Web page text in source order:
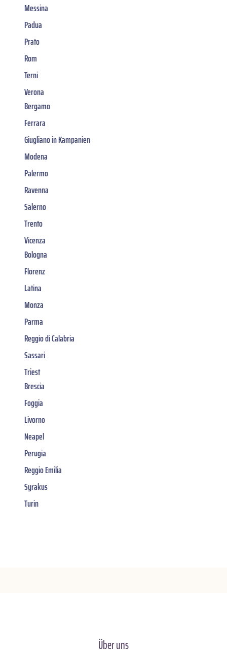
Messina
Padua
Prato
Rom
Terni
Verona
Bergamo
Ferrara
Giugliano in Kampanien
Modena
Palermo
Ravenna
Salerno
Trento
Vicenza
Bologna
Florenz
Latina
Monza
Parma
Reggio di Calabria
Sassari
Triest
Brescia
Foggia
Livorno
Neapel
Perugia
Reggio Emilia
Syrakus
Turin
Über uns